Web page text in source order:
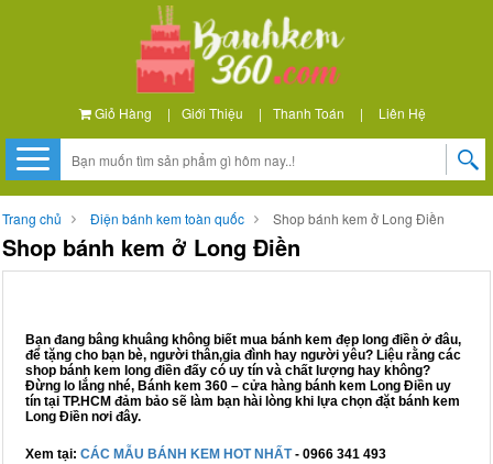
Giỏ Hàng | Giới Thiệu | Thanh Toán | Liên Hệ
Trang chủ Điện bánh kem toàn quốc Shop bánh kem ở Long Điền
Shop bánh kem ở Long Điền
Bạn đang bâng khuâng không biết mua bánh kem đẹp long điền ở đâu,
để tặng cho bạn bè, người thân,gia đình hay người yêu? Liệu rằng các
shop bánh kem long điền đấy có uy tín và chất lượng hay không?
Đừng lo lắng nhé, Bánh kem 360 – cửa hàng bánh kem Long Điền uy
tín tại TP.HCM đảm bảo sẽ làm bạn hài lòng khi lựa chọn đặt bánh kem
Long Điền nơi đây.
Xem tại: CÁC MẪU BÁNH KEM HOT NHẤT- 0966 341 493